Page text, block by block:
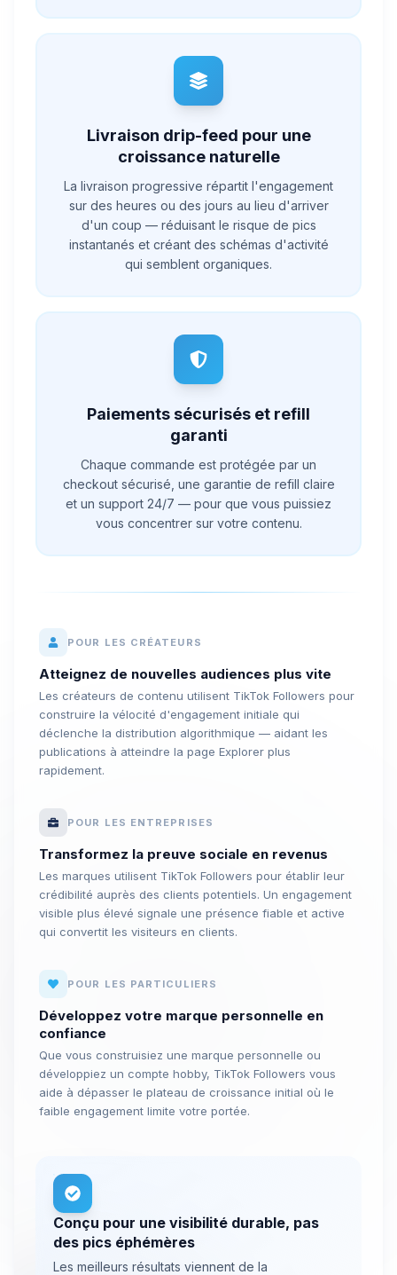
Livraison drip-feed pour une
croissance naturelle
La livraison progressive répartit l'engagement
sur des heures ou des jours au lieu d'arriver
d'un coup — réduisant le risque de pics
instantanés et créant des schémas d'activité
qui semblent organiques.
Paiements sécurisés et refill
garanti
Chaque commande est protégée par un
checkout sécurisé, une garantie de refill claire
et un support 24/7 — pour que vous puissiez
vous concentrer sur votre contenu.
POUR LES CRÉATEURS
Atteignez de nouvelles audiences plus vite
Les créateurs de contenu utilisent TikTok Followers pour
construire la vélocité d'engagement initiale qui
déclenche la distribution algorithmique — aidant les
publications à atteindre la page Explorer plus
rapidement.
POUR LES ENTREPRISES
Transformez la preuve sociale en revenus
Les marques utilisent TikTok Followers pour établir leur
crédibilité auprès des clients potentiels. Un engagement
visible plus élevé signale une présence fiable et active
qui convertit les visiteurs en clients.
POUR LES PARTICULIERS
Développez votre marque personnelle en
confiance
Que vous construisiez une marque personnelle ou
développiez un compte hobby, TikTok Followers vous
aide à dépasser le plateau de croissance initial où le
faible engagement limite votre portée.
Conçu pour une visibilité durable, pas
des pics éphémères
Les meilleurs résultats viennent de la